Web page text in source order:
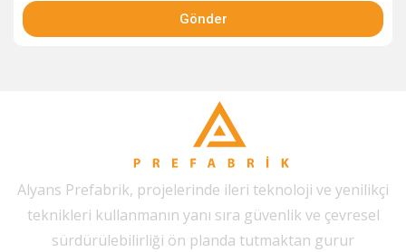
Gönder
Alyans Prefabrik, projelerinde ileri teknoloji ve yenilikçi
teknikleri kullanmanın yanı sıra güvenlik ve çevresel
sürdürülebilirliği ön planda tutmaktan gurur